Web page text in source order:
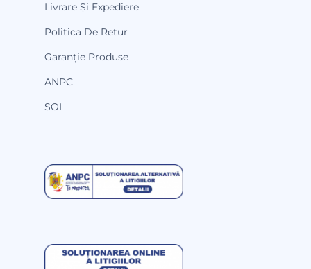
Livrare Și Expediere
Politica De Retur
Garanție Produse
ANPC
SOL